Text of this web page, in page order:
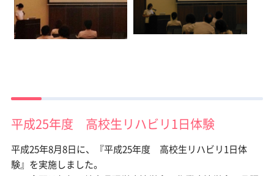
平成25年度 高校生リハビリ1日体験
平成25年8月8日に、『平成25年度 高校生リハビリ1日体
験』を実施しました。